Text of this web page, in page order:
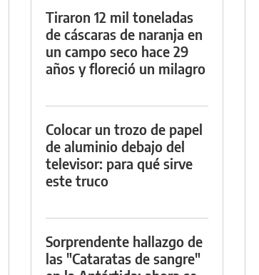
Tiraron 12 mil toneladas
de cáscaras de naranja en
un campo seco hace 29
años y floreció un milagro
Colocar un trozo de papel
de aluminio debajo del
televisor: para qué sirve
este truco
Sorprendente hallazgo de
las "Cataratas de sangre"